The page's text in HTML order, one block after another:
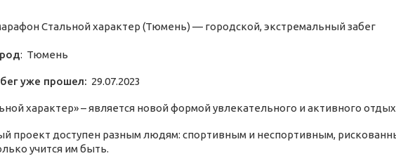
Стальной характер (Тюмень) — городской,экстремальныйзабег
: Тюмень
уже прошел: 29.07.2023
характер» – является новой формой увлекательного и активного
проект доступен разным людям: спортивным и неспортивным,
учится им быть.